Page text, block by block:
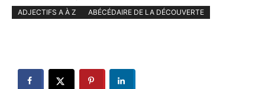
ADJECTIFS A À Z ABÉCÉDAIRE DE LA DÉCOUVERTE